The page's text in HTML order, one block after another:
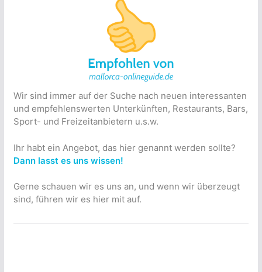
Wir sind immer auf der Suche nach neuen interessanten
und empfehlenswerten Unterkünften, Restaurants, Bars,
Sport- und Freizeitanbietern u.s.w.
Ihr habt ein Angebot, das hier genannt werden sollte?
Dann lasst es uns wissen!
Gerne schauen wir es uns an, und wenn wir überzeugt
sind, führen wir es hier mit auf.